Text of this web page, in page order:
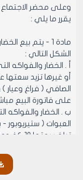
وعلى محضر الاجتماع الجاري
يقرر ما يلي :
مادة 1 - يتم
الشكل التالي :
أ . الخضار والفواكه
الصافي ( فراغ
على فاتورة البيع
ب . الخضار والفواكه
العبوات ( ستيريوبور
تبلغ
2001 معدلة حكماً